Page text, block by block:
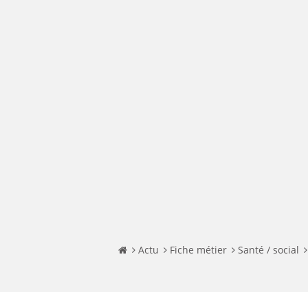
Actu Fiche métier Santé / social